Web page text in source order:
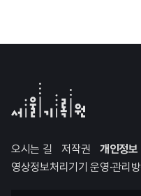
오시는 길 저작권
개인정보
영상정보처리기기 운영·관리